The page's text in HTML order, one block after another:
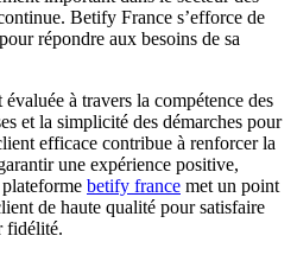
Betify France s’efforce de
répondre aux besoins de sa
à travers la compétence des
et la simplicité des démarches pour
efficace contribue à renforcer la
une expérience positive,
betify france met un point
de haute qualité pour satisfaire
fidélité.